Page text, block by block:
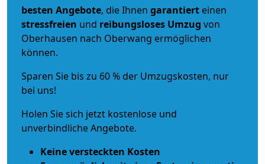
besten Angebote, die Ihnen garantiert einen
stressfreien und reibungsloses Umzug von
Oberhausen nach Oberwang ermöglichen
können.
Sparen Sie bis zu 60 % der Umzugskosten, nur
bei uns!
Holen Sie sich jetzt kostenlose und
unverbindliche Angebote.
Keine versteckten Kosten